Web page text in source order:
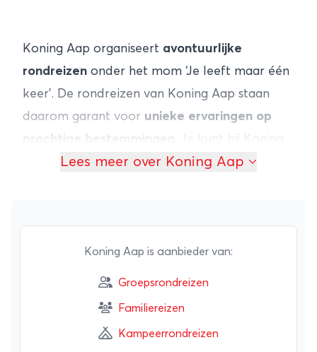
Koning Aap organiseert avontuurlijke
rondreizen onder het mom ‘Je leeft maar één
keer’. De rondreizen van Koning Aap staan
daarom garant voor unieke ervaringen op
prachtige bestemmingen
. Je kunt bij Koning
Aap zowelgroepsrondreizenals individuele
kinderen.
De reizen van Koning Aap gaan naar meer dan
tachtig landen in Azië, Afrika, Europa het
reisbeleving centraal. De rondreizen zijn
Lees meer over Koning Aap
Koning Aap is aanbieder van:
Groepsrondreizen
Familiereizen
Kampeerrondreizen